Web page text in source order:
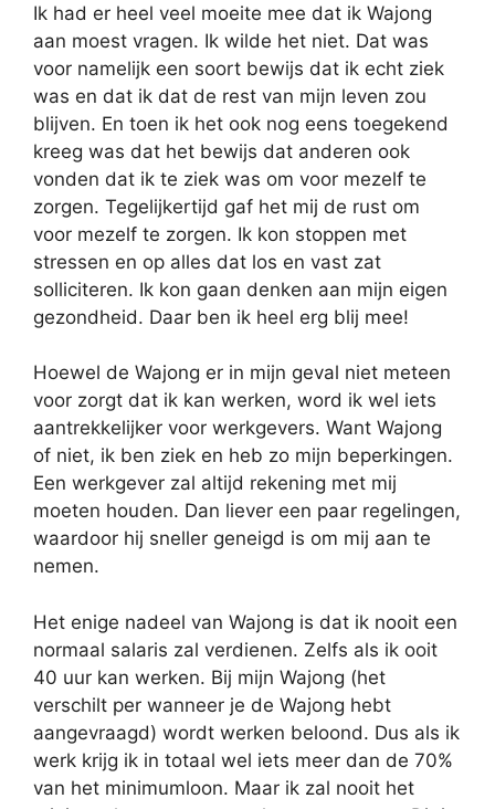
Ik had er heel veel moeite mee dat ik Wajong
aan moest vragen. Ik wilde het niet. Dat was
voor namelijk een soort bewijs dat ik echt ziek
was en dat ik dat de rest van mijn leven zou
blijven. En toen ik het ook nog eens toegekend
kreeg was dat het bewijs dat anderen ook
vonden dat ik te ziek was om voor mezelf te
zorgen. Tegelijkertijd gaf het mij de rust om
voor mezelf te zorgen. Ik kon stoppen met
stressen en op alles dat los en vast zat
solliciteren. Ik kon gaan denken aan mijn eigen
gezondheid. Daar ben ik heel erg blij mee!
Hoewel de Wajong er in mijn geval niet meteen
voor zorgt dat ik kan werken, word ik wel iets
aantrekkelijker voor werkgevers. Want Wajong
of niet, ik ben ziek en heb zo mijn beperkingen.
Een werkgever zal altijd rekening met mij
moeten houden. Dan liever een paar regelingen,
waardoor hij sneller geneigd is om mij aan te
nemen.
Het enige nadeel van Wajong is dat ik nooit een
normaal salaris zal verdienen. Zelfs als ik ooit
40 uur kan werken. Bij mijn Wajong (het
verschilt per wanneer je de Wajong hebt
aangevraagd) wordt werken beloond. Dus als ik
werk krijg ik in totaal wel iets meer dan de 70%
van het minimumloon. Maar ik zal nooit het